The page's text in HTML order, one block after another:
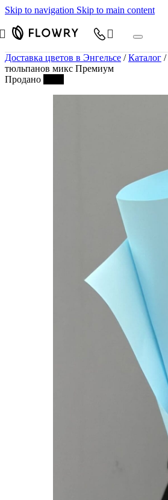
Skip to navigation Skip to main content
Доставка цветов в Энгельсе / Каталог /
тюльпанов микс Премиум
Продано